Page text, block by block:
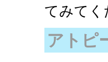
てみてく
アトピ